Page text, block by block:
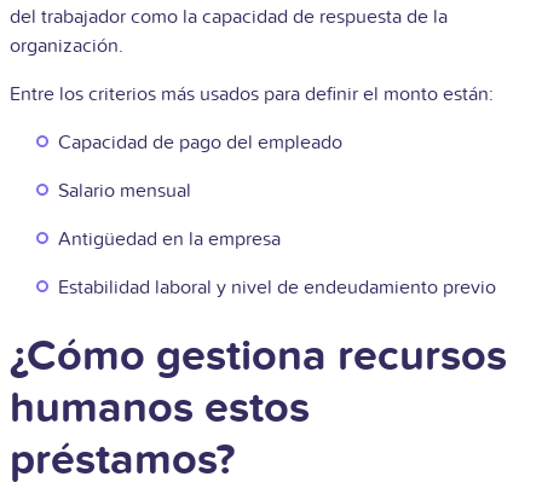
del trabajador como la capacidad de respuesta de la
organización.
Entre los criterios más usados para definir el monto están:
Capacidad de pago del empleado
Salario mensual
Antigüedad en la empresa
Estabilidad laboral y nivel de endeudamiento previo
¿Cómo gestiona recursos
humanos estos
préstamos?